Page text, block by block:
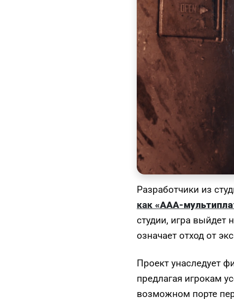
Разработчики из
как «AAA-
студии, игра выйдет
означает отход от
Проект унаследует
предлагая игрокам
возможном порте